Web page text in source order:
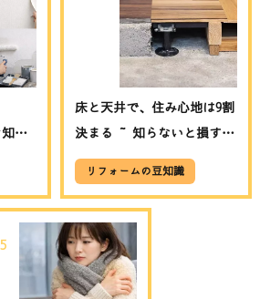
る
楽
川
床と天井で、住み心地は9割
決まる ~ 知らないと損する
マンション構造の話 ~│埼
玉県吉川市RExST（リクス
ト）
リフォームの豆知識